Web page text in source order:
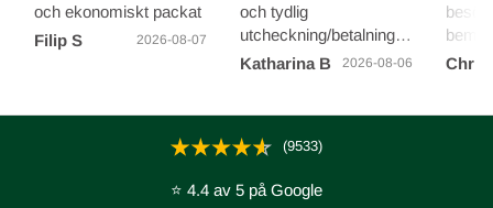
och ekonomiskt packat
Filip S
2026-08-07
och tydlig
utcheckning/betalning
och en otroligt snabb
Katharina B 2026-08-06
(9533)
⭐ 4.4 av 5 på Google